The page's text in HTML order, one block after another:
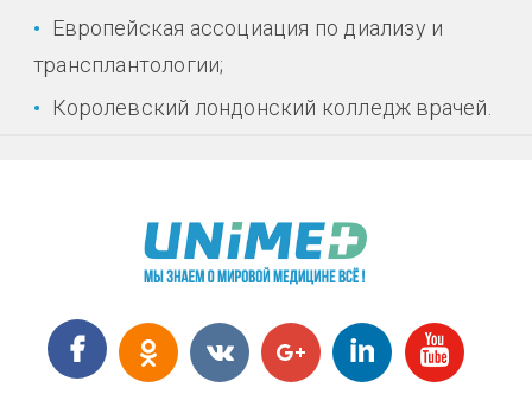
Европейская ассоциация по диализу и
трансплантологии;
Королевский лондонский колледж врачей.